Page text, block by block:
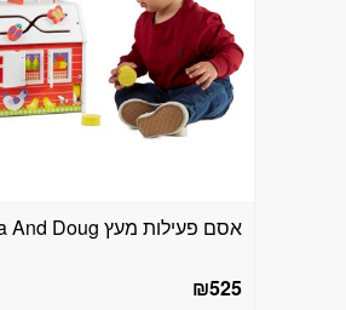
אסם פעילות מעץ Melissa And Doug
₪525